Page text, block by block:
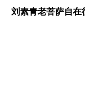
刘素青老菩萨自